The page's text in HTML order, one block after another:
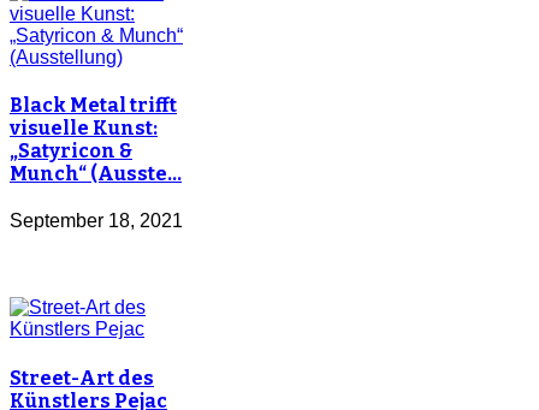
Black Metal trifft
visuelle Kunst:
„Satyricon &
Munch“ (Ausste…
September 18, 2021
Street-Art des
Künstlers Pejac